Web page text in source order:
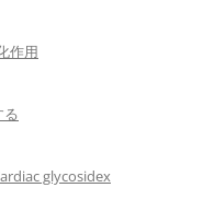
作用
glycosidex